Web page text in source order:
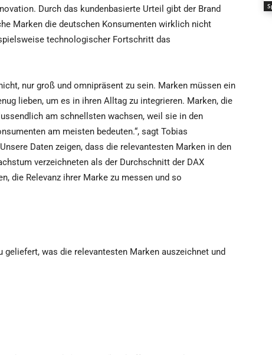
Durch das kundenbasierte Urteil gibt der Brand
Marken die deutschen Konsumenten wirklich nicht
technologischer Fortschritt das
nur groß und omnipräsent zu sein. Marken müssen ein
lieben, um es in ihren Alltag zu integrieren. Marken, die
am schnellsten wachsen, weil sie in den
am meisten bedeuten.“, sagt Tobias
Daten zeigen, dass die relevantesten Marken in den
verzeichneten als der Durchschnitt der DAX
die Relevanz ihrer Marke zu messen und so
geliefert, was die relevantesten Marken auszeichnet und